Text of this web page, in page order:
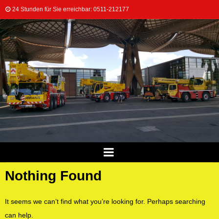
24 Stunden für Sie erreichbar: 0511-212177
Nothing Found
It seems we can’t find what you’re looking for. Perhaps searching
can help.